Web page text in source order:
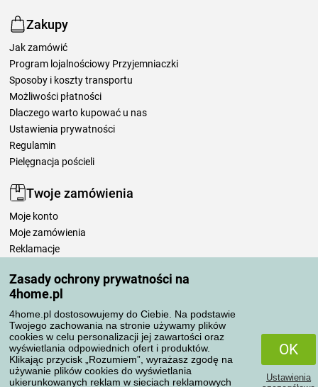
Zasady ochrony prywatności na
4home.pl
4home.pl dostosowujemy do Ciebie. Na podstawie
Twojego zachowania na stronie używamy plików
cookies w celu personalizacji jej zawartości oraz
wyświetlania odpowiednich ofert i produktów.
Klikając przycisk „Rozumiem”, wyrażasz zgodę na
używanie plików cookies do wyświetlania
ukierunkowanych reklam w sieciach reklamowych
OK
Ustawienia
Zakupy
Jak zamówić
Program lojalnościowy Przyjemniaczki
Sposoby i koszty transportu
Możliwości płatności
Dlaczego warto kupować u nas
Ustawienia prywatności
Regulamin
Pielęgnacja pościeli
Twoje zamówienia
Moje konto
Moje zamówienia
Reklamacje
Zasady przetwarzania recenzji
Sposoby transportu
Metody płatności